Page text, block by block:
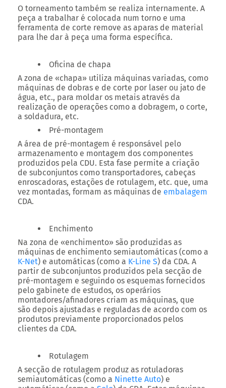
O torneamento também se realiza internamente. A
peça a trabalhar é colocada num torno e uma
ferramenta de corte remove as aparas de material
para lhe dar à peça uma forma específica.
Oficina de chapa
A zona de «chapa» utiliza máquinas variadas, como
máquinas de dobras e de corte por laser ou jato de
água, etc., para moldar os metais através da
realização de operações como a dobragem, o corte,
a soldadura, etc.
Pré-montagem
A área de pré-montagem é responsável pelo
armazenamento e montagem dos componentes
produzidos pela CDU. Esta fase permite a criação
de subconjuntos como transportadores, cabeças
enroscadoras, estações de rotulagem, etc. que, uma
vez montadas, formam as máquinas de embalagem
CDA.
Enchimento
Na zona de «enchimento» são produzidas as
máquinas de enchimento semiautomáticas (como a
K-Net) e automáticas (como a K-Line S) da CDA. A
partir de subconjuntos produzidos pela secção de
pré-montagem e seguindo os esquemas fornecidos
pelo gabinete de estudos, os operários
montadores/afinadores criam as máquinas, que
são depois ajustadas e reguladas de acordo com os
produtos previamente proporcionados pelos
clientes da CDA.
Rotulagem
A secção de rotulagem produz as rotuladoras
semiautomáticas (como a Ninette Auto) e